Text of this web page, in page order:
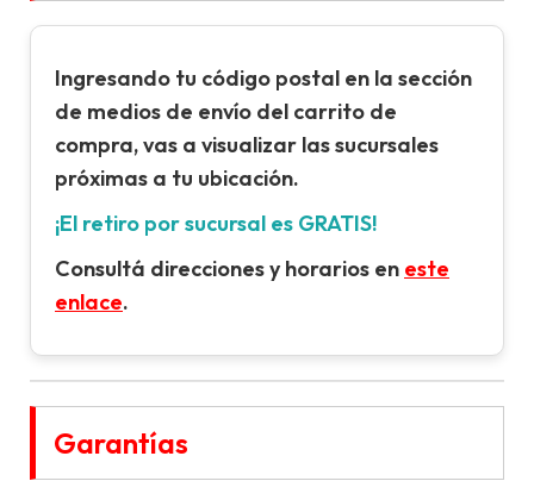
Ingresando tu código postal en la sección
de medios de envío del carrito de
compra, vas a visualizar las sucursales
próximas a tu ubicación.
¡El retiro por sucursal es GRATIS!
Consultá direcciones y horarios en este
enlace.
Garantías